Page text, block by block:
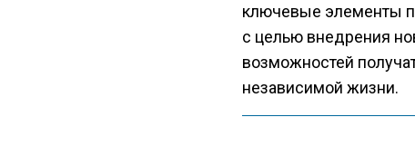
ключевые элементы
с целью внедрения
возможностей
независимой жизни.